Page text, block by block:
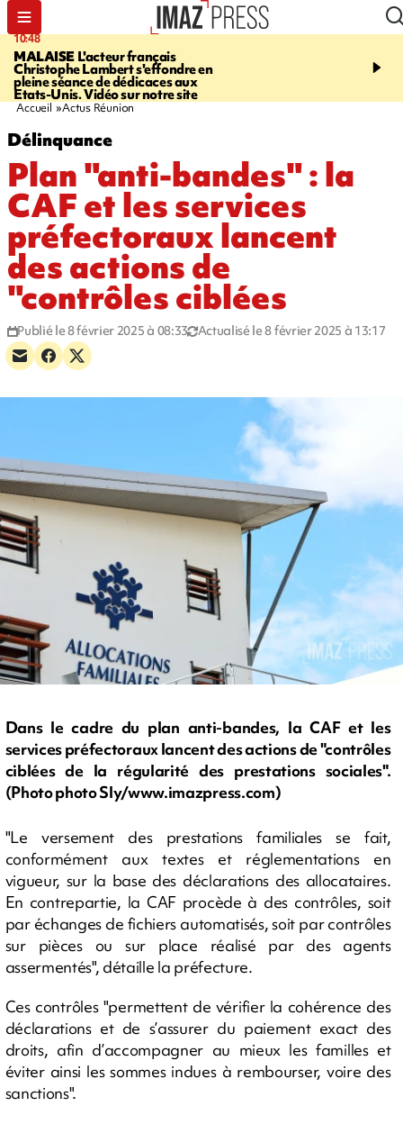
10:48
MALAISE L'acteur français
Christophe Lambert s'effondre en
pleine séance de dédicaces aux
Etats-Unis. Vidéo sur notre site
13:48
l'Ouest pour le début
Accueil Actus Réunion
Délinquance
Plan "anti-bandes" : la
CAF et les services
préfectoraux lancent
des actions de
"contrôles ciblées
Publié le 8 février 2025 à 08:33 Actualisé le 8 février 2025 à 13:17
Dans le cadre du plan anti-bandes, la CAF et les
services préfectoraux lancent des actions de "contrôles
ciblées de la régularité des prestations sociales".
(Photo photo Sly/www.imazpress.com)
"Le versement des prestations familiales se fait,
conformément aux textes et réglementations en
vigueur, sur la base des déclarations des allocataires.
En contrepartie, la CAF procède à des contrôles, soit
par échanges de fichiers automatisés, soit par contrôles
sur pièces ou sur place réalisé par des agents
assermentés", détaille la préfecture.
Ces contrôles "permettent de vérifier la cohérence des
déclarations et de s’assurer du paiement exact des
droits, afin d’accompagner au mieux les familles et
éviter ainsi les sommes indues à rembourser, voire des
sanctions".